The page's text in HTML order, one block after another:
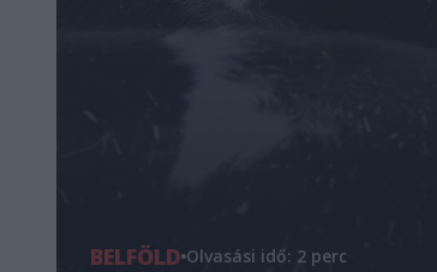
BELFÖLD Olvasási idő: 2 perc